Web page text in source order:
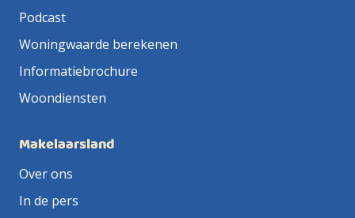
Podcast
Woningwaarde berekenen
Informatiebrochure
Woondiensten
Makelaarsland
Over ons
In de pers